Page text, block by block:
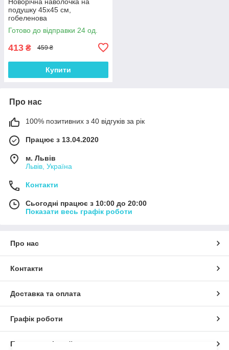
подушку 45х45 см,
гобеленова
Готово до відправки 24 од.
413 ₴ 459 ₴
Купити
Про нас
100% позитивних з 40 відгуків за рік
Працює з 13.04.2020
м. Львів
Львів, Україна
Контакти
Сьогодні працює з 10:00 до 20:00
Показати весь графік роботи
Про нас
Контакти
Доставка та оплата
Графік роботи
Повна версія сайту